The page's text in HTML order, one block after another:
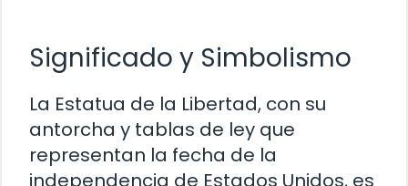
Significado y Simbolismo
La Estatua de la Libertad, con su
antorcha y tablas de ley que
representan la fecha de la
independencia de Estados Unidos, es